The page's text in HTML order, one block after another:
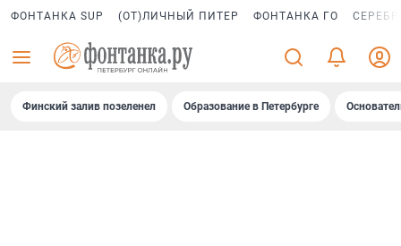
ФОНТАНКА SUP (ОТ)ЛИЧНЫЙ ПИТЕР ФОНТАНКА ГО
Финский залив позеленел Образование в Петербурге